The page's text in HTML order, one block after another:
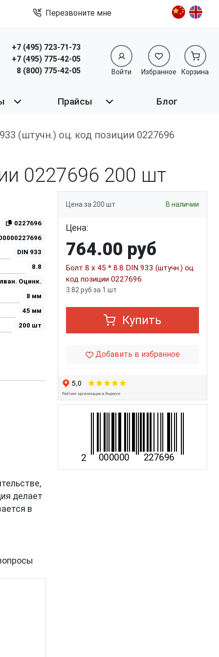
Перезвоните мне
+7 (495) 723-71-73
+7 (495) 775-42-05
8 (800) 775-42-05
Войти Избранное Корзина
Прайсы Блог
933 (штучн.) оц. код позиции 0227696
0227696 200 шт
0227696
DIN 933
8.8
Оцинк.
8 мм
45 мм
200 шт
делает
в
Цена за 200 шт В наличии
Цена:
764.00 руб
Болт 8 х 45 * 8.8 DIN 933 (штучн.) оц.
код позиции 0227696
3.82 руб за 1 шт
Купить
Добавить в избранное